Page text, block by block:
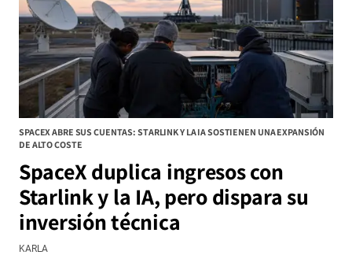
SPACEX ABRE SUS CUENTAS: STARLINK Y LA IA SOSTIENEN UNA EXPANSIÓN
DE ALTO COSTE
SpaceX duplica ingresos con
Starlink y la IA, pero dispara su
inversión técnica
KARLA